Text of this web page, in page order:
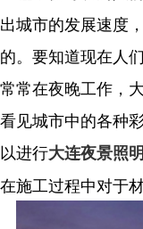
出城市的发展速度
的。要知道现在人
常常在夜晚工作，
看见城市中的各种
以进行大连夜景照
在施工过程中对于